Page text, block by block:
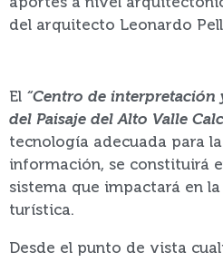
del arquitecto Leonardo
El “Centro de interpretación
del Paisaje del Alto Valle
tecnología adecuada para
información, se constituirá
sistema que impactará en
turística.
Desde el punto de vista